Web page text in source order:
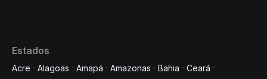
Estados
Acre Alagoas Amapá Amazonas Bahia
Ceará